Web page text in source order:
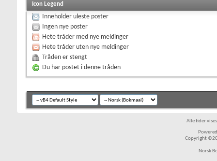
Icon Legend
Inneholder uleste poster
Ingen nye poster
Hete tråder med nye meldinger
Hete tråder uten nye meldinger
Tråden er stengt
Du har postet i denne tråden
Alle tider
Copyright
Norsk